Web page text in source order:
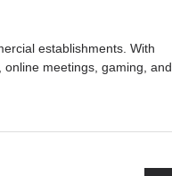
establishments. With
meetings, gaming, and